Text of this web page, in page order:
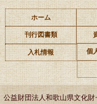
ホーム
刊行図書類
入札情報 個
公益財団法人和歌山県文化財